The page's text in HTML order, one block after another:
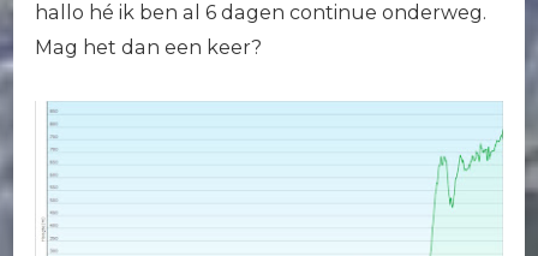
hallo hé ik ben al 6 dagen continue onderweg.
Mag het dan een keer?